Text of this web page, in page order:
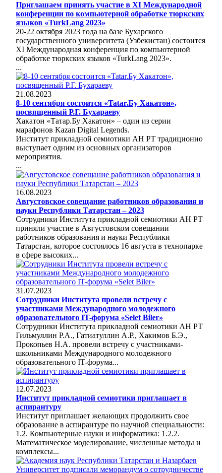
Приглашаем принять участие в ХI Международной
конференции по компьютерной обработке тюркских
языков «TurkLang 2023»
20-22 октября 2023 года на базе Бухарского
государственного университета (Узбекистан) состоится
ХI Международная конференция по компьютерной
обработке тюркских языков «TurkLang 2023».
...
21.08.2023
8-10 сентября состоится «Tatar.Бу Хакатон»,
посвященный Р.Г. Бухараеву
Хакатон «Татар.Бу Хакатон» – один из серии
марафонов Kazan Digital Legends.
Институт прикладной семиотики АН РТ традиционно
выступает одним из основных организаторов
мероприятия.
...
16.08.2023
Августовское совещание работников образования и
науки Республики Татарстан – 2023
Сотрудники Института прикладной семиотики АН РТ
приняли участие в Августовском совещании
работников образования и науки Республики
Татарстан, которое состоялось 16 августа в технопарке
в сфере высоких...
31.07.2023
Сотрудники Института провели встречу с
участниками Международного молодежного
образовательного IT-форума «Selet Biler»
Сотрудники Института прикладной семиотики АН РТ
Гильмуллин Р.А., Гатиатуллин А.Р., Хакимов Б.Э.,
Прокопьев Н.А. провели встречу с участниками-
школьниками Международного молодежного
образовательного IT-форума...
12.07.2023
Институт прикладной семиотики приглашает в
аспирантуру
Институт приглашает желающих продолжить свое
образование в аспирантуре по научной специальности:
1.2. Компьютерные науки и информатика: 1.2.2.
Математическое моделирование, численные методы и
комплексы...